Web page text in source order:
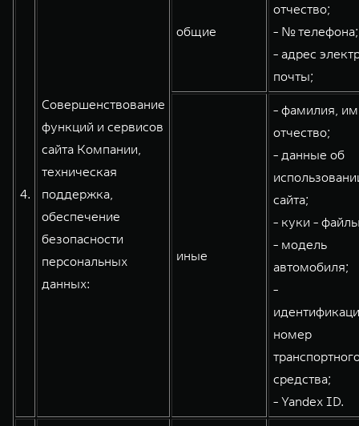
4.
Совершенствование
функций и сервисов
сайта Компании,
техническая
поддержка,
обеспечение
безопасности
персональных
данных:
общие
отчество;
- № телефона;
- адрес
почты;
иные
- фамилия,
отчество;
- данные об
сайта;
- куки -
- модель
автомобиля;
-
номер
средства;
- Yandex ID.